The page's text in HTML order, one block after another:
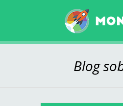
Blog